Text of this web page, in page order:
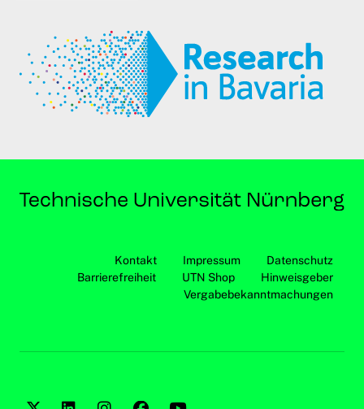
Kontakt Impressum
Datenschutz
Barrierefreiheit
UTN Shop
Hinweisgeber
Vergabebekanntmachungen